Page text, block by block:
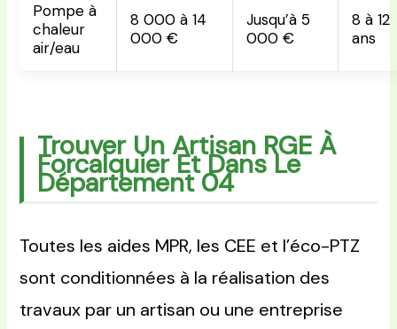
Pompe à
chaleur
air/eau
8 000 à 14
000 €
Jusqu’à 5
000 €
8 à 12
ans
Trouver Un Artisan RGE À
Forcalquier Et Dans Le
Département 04
Toutes les aides MPR, les CEE et l’éco-PTZ
sont conditionnées à la réalisation des
travaux par un artisan ou une entreprise